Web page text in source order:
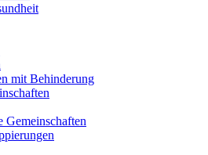
mit Behinderung
Gemeinschaften